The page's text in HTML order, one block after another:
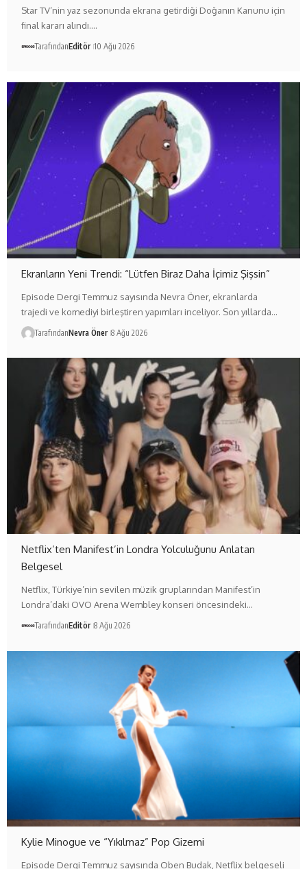
Star TV’nin yaz sezonunda ekrana getirdiği Doğanın Kanunu için
final kararı alındı.…
TarafındanEditör 10 Ağu 2026
Ekranların Yeni Trendi: “Lütfen Biraz Daha İçimiz Şişsin”
Episode Dergi Temmuz sayısında Nevra Öner, ekranlarda
trajedi ve komediyi birleştiren yapımları inceliyor. Son yıllarda…
TarafındanNevra Öner 8 Ağu 2026
Netflix’ten Manifest’in Londra Yolculuğunu Anlatan
Belgesel
Netflix, Türkiye’nin sevilen müzik gruplarından Manifest’in
Londra’daki OVO Arena Wembley konseri öncesindeki…
TarafındanEditör 8 Ağu 2026
Kylie Minogue ve “Yıkılmaz” Pop Gizemi
Episode Dergi Temmuz sayısında Oben Budak, Netflix belgeseli